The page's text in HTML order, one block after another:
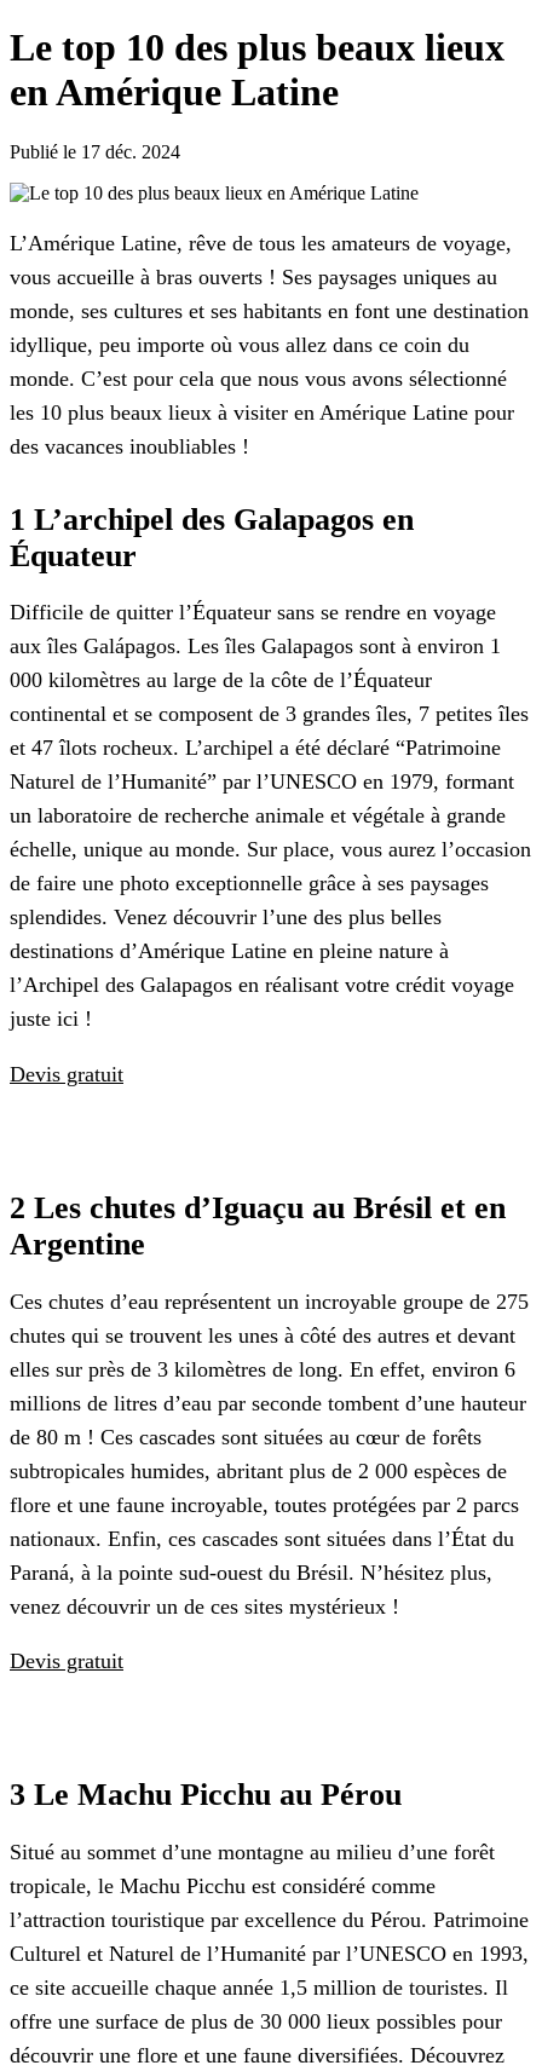
Le top 10 des plus beaux lieux
en Amérique Latine
Publié le 17 déc. 2024
L’Amérique Latine, rêve de tous les amateurs de voyage,
vous accueille à bras ouverts ! Ses paysages uniques au
monde, ses cultures et ses habitants en font une destination
idyllique, peu importe où vous allez dans ce coin du
monde. C’est pour cela que nous vous avons sélectionné
les 10 plus beaux lieux à visiter en Amérique Latine pour
des vacances inoubliables !
1 L’archipel des Galapagos en
Équateur
Difficile de quitter l’Équateur sans se rendre en voyage
aux îles Galápagos. Les îles Galapagos sont à environ 1
000 kilomètres au large de la côte de l’Équateur
continental et se composent de 3 grandes îles, 7 petites îles
et 47 îlots rocheux. L’archipel a été déclaré “Patrimoine
Naturel de l’Humanité” par l’UNESCO en 1979, formant
un laboratoire de recherche animale et végétale à grande
échelle, unique au monde. Sur place, vous aurez l’occasion
de faire une photo exceptionnelle grâce à ses paysages
splendides. Venez découvrir l’une des plus belles
destinations d’Amérique Latine en pleine nature à
l’Archipel des Galapagos en réalisant votre crédit voyage
juste ici !
Devis gratuit
2 Les chutes d’Iguaçu au Brésil et en
Argentine
Ces chutes d’eau représentent un incroyable groupe de 275
chutes qui se trouvent les unes à côté des autres et devant
elles sur près de 3 kilomètres de long. En effet, environ 6
millions de litres d’eau par seconde tombent d’une hauteur
de 80 m ! Ces cascades sont situées au cœur de forêts
subtropicales humides, abritant plus de 2 000 espèces de
flore et une faune incroyable, toutes protégées par 2 parcs
nationaux. Enfin, ces cascades sont situées dans l’État du
Paraná, à la pointe sud-ouest du Brésil. N’hésitez plus,
venez découvrir un de ces sites mystérieux !
Devis gratuit
3 Le Machu Picchu au Pérou
Situé au sommet d’une montagne au milieu d’une forêt
tropicale, le Machu Picchu est considéré comme
l’attraction touristique par excellence du Pérou. Patrimoine
Culturel et Naturel de l’Humanité par l’UNESCO en 1993,
ce site accueille chaque année 1,5 million de touristes. Il
offre une surface de plus de 30 000 lieux possibles pour
découvrir une flore et une faune diversifiées. Découvrez